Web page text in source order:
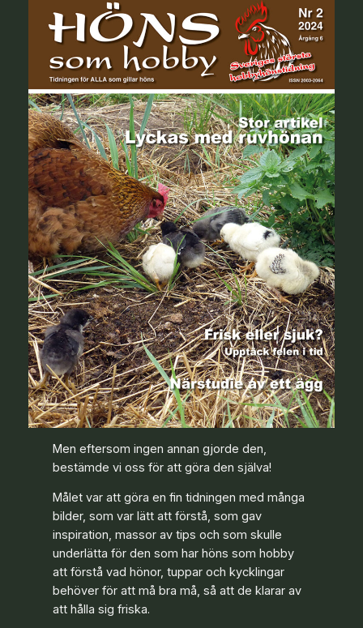
Men eftersom ingen annan gjorde den,
bestämde vi oss för att göra den själva!
Målet var att göra en fin tidningen med många
bilder, som var lätt att förstå, som gav
inspiration, massor av tips och som skulle
underlätta för den som har höns som hobby
att förstå vad hönor, tuppar och kycklingar
behöver för att må bra må, så att de klarar av
att hålla sig friska.